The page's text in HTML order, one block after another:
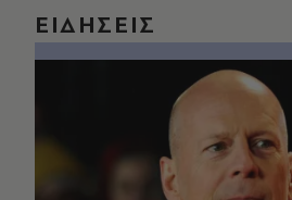
ΕΙΔΗΣΕΙΣ